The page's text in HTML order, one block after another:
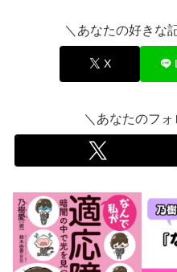
＼あなたの好きな
X
＼あなたのフ